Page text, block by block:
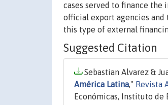
cases served to finance
official export agencies
this type of external
Suggested Citation
Sebastian Alvarez &
América Latina," Revista
Económicas, Instituto de